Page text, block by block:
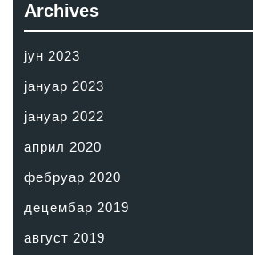
Archives
јун 2023
јануар 2023
јануар 2022
април 2020
фебруар 2020
децембар 2019
август 2019